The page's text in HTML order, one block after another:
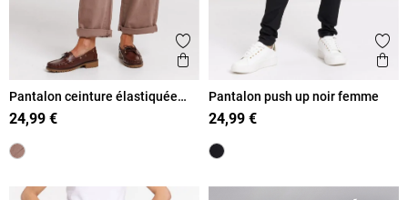
Ajouter aux favoris
Aperçu rapide
Pantalon ceinture élastiquée
femme
24,99 €
Pantalon push up noir femme
24,99 €